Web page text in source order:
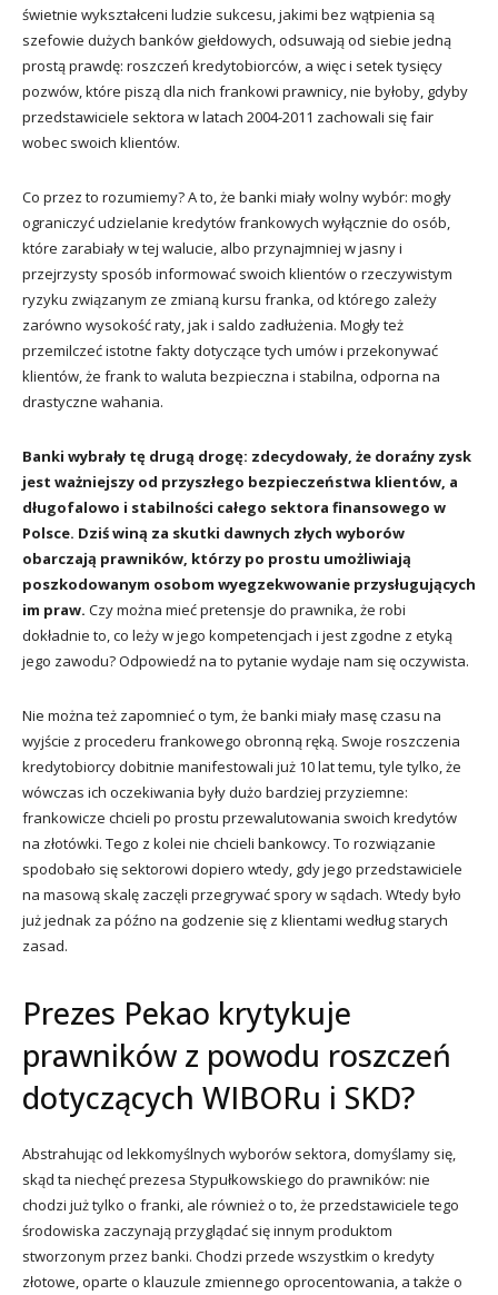
świetnie wykształceni ludzie sukcesu, jakimi bez wątpienia są
szefowie dużych banków giełdowych, odsuwają od siebie jedną
prostą prawdę: roszczeń kredytobiorców, a więc i setek tysięcy
pozwów, które piszą dla nich frankowi prawnicy, nie byłoby, gdyby
przedstawiciele sektora w latach 2004-2011 zachowali się fair
wobec swoich klientów.
Co przez to rozumiemy? A to, że banki miały wolny wybór: mogły
ograniczyć udzielanie kredytów frankowych wyłącznie do osób,
które zarabiały w tej walucie, albo przynajmniej w jasny i
przejrzysty sposób informować swoich klientów o rzeczywistym
ryzyku związanym ze zmianą kursu franka, od którego zależy
zarówno wysokość raty, jak i saldo zadłużenia. Mogły też
przemilczeć istotne fakty dotyczące tych umów i przekonywać
klientów, że frank to waluta bezpieczna i stabilna, odporna na
drastyczne wahania.
Banki wybrały tę drugą drogę: zdecydowały, że doraźny zysk
jest ważniejszy od przyszłego bezpieczeństwa klientów, a
długofalowo i stabilności całego sektora finansowego w
Polsce. Dziś winą za skutki dawnych złych wyborów
obarczają prawników, którzy po prostu umożliwiają
poszkodowanym osobom wyegzekwowanie przysługujących
im praw. Czy można mieć pretensje do prawnika, że robi
dokładnie to, co leży w jego kompetencjach i jest zgodne z etyką
jego zawodu? Odpowiedź na to pytanie wydaje nam się oczywista.
Nie można też zapomnieć o tym, że banki miały masę czasu na
wyjście z procederu frankowego obronną ręką. Swoje roszczenia
kredytobiorcy dobitnie manifestowali już 10 lat temu, tyle tylko, że
wówczas ich oczekiwania były dużo bardziej przyziemne:
frankowicze chcieli po prostu przewalutowania swoich kredytów
na złotówki. Tego z kolei nie chcieli bankowcy. To rozwiązanie
spodobało się sektorowi dopiero wtedy, gdy jego przedstawiciele
na masową skalę zaczęli przegrywać spory w sądach. Wtedy było
już jednak za późno na godzenie się z klientami według starych
zasad.
Prezes Pekao krytykuje
prawników z powodu roszczeń
dotyczących WIBORu i SKD?
Abstrahując od lekkomyślnych wyborów sektora, domyślamy się,
skąd ta niechęć prezesa Stypułkowskiego do prawników: nie
chodzi już tylko o franki, ale również o to, że przedstawiciele tego
środowiska zaczynają przyglądać się innym produktom
stworzonym przez banki. Chodzi przede wszystkim o kredyty
złotowe, oparte o klauzule zmiennego oprocentowania, a także o